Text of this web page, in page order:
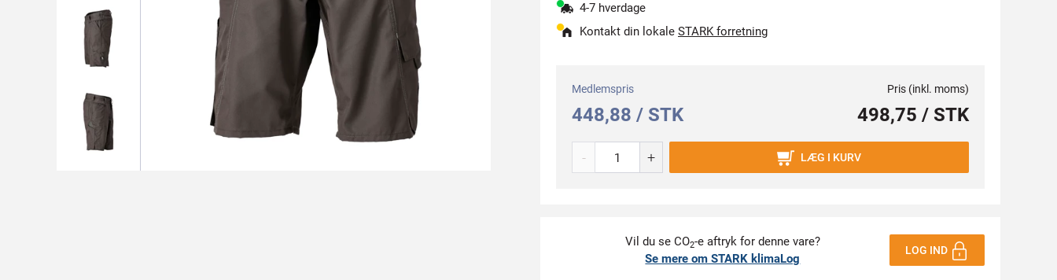
4-7 hverdage
Kontakt din lokale STARK forretning
Medlemspris
448,88 / STK
Pris (inkl. moms)
498,75 / STK
- + LÆG I KURV
Vil du se CO2-e aftryk for denne vare?
Se mere om STARK klimaLog
LOG IND